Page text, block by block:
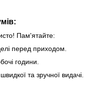
Пам'ятайте:
перед приходом.
години.
та зручної видачі.